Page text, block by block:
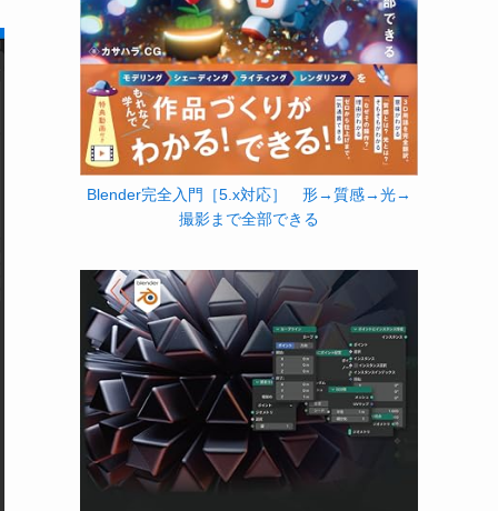
Blender完全入門［5.x対応］ 形→質感→光→
撮影まで全部できる